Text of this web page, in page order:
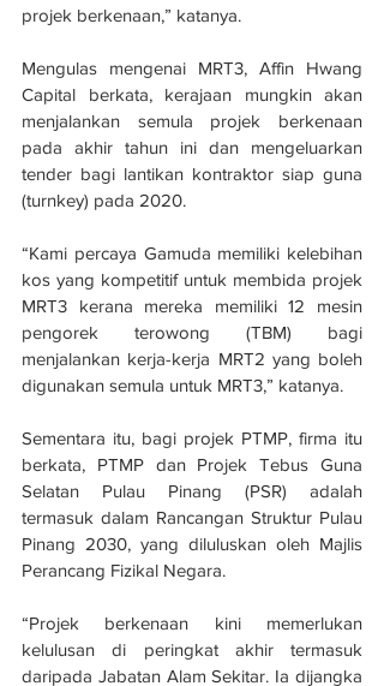
projek berkenaan,” katanya.
Mengulas mengenai MRT3, Affin Hwang
Capital berkata, kerajaan mungkin akan
menjalankan semula projek berkenaan
pada akhir tahun ini dan mengeluarkan
tender bagi lantikan kontraktor siap guna
(turnkey) pada 2020.
“Kami percaya Gamuda memiliki kelebihan
kos yang kompetitif untuk membida projek
MRT3 kerana mereka memiliki 12 mesin
pengorek terowong (TBM) bagi
menjalankan kerja-kerja MRT2 yang boleh
digunakan semula untuk MRT3,” katanya.
Sementara itu, bagi projek PTMP, firma itu
berkata, PTMP dan Projek Tebus Guna
Selatan Pulau Pinang (PSR) adalah
termasuk dalam Rancangan Struktur Pulau
Pinang 2030, yang diluluskan oleh Majlis
Perancang Fizikal Negara.
“Projek berkenaan kini memerlukan
kelulusan di peringkat akhir termasuk
daripada Jabatan Alam Sekitar. Ia dijangka